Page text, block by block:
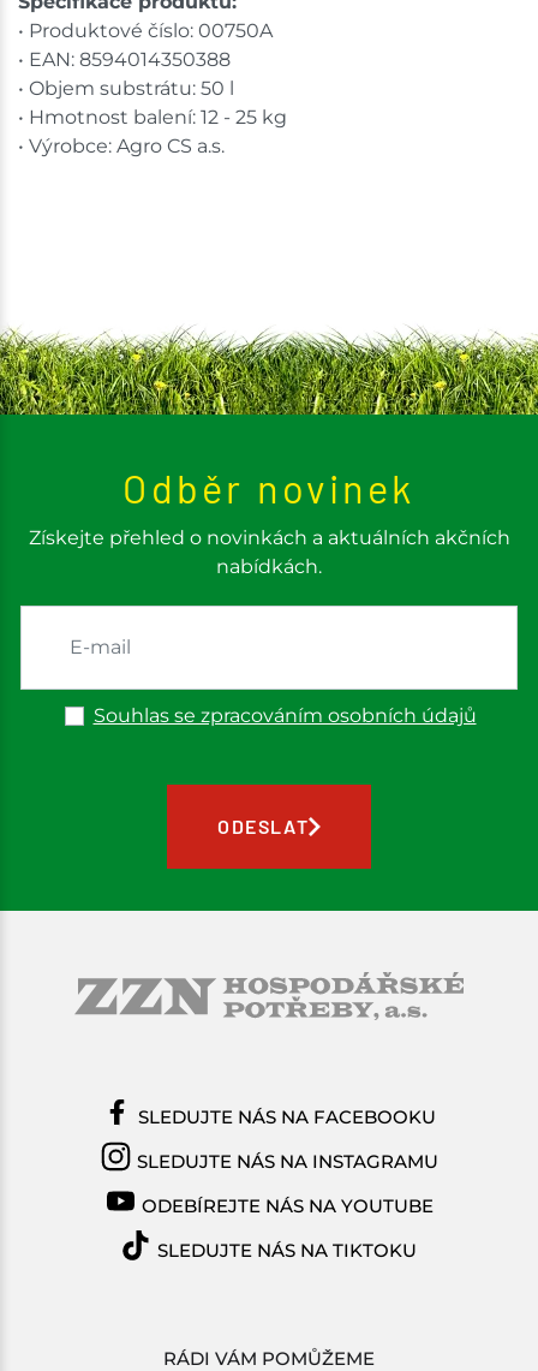
• Produktové číslo: 00750A
• EAN: 8594014350388
• Objem substrátu: 50 l
• Hmotnost balení: 12 - 25 kg
• Výrobce: Agro CS a.s.
Odběr novinek
Získejte přehled o novinkách a aktuálních akčních
nabídkách.
Souhlas se zpracováním osobních údajů
ODESLAT
RÁDI VÁM POMŮŽEME
SLEDUJTE NÁS NA FACEBOOKU
SLEDUJTE NÁS NA INSTAGRAMU
ODEBÍREJTE NÁS NA YOUTUBE
SLEDUJTE NÁS NA TIKTOKU